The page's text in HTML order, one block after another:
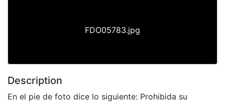
FDO05783.jpg
Description
En el pie de foto dice lo siguiente: Prohibida su